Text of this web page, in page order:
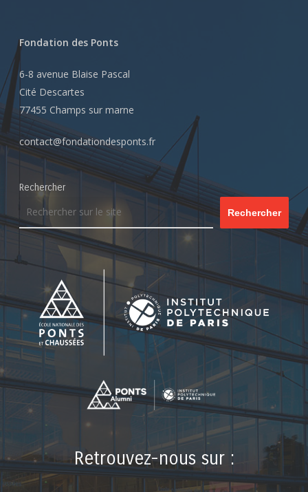
Fondation des Ponts
6-8 avenue Blaise Pascal
Cité Descartes
77455 Champs sur marne
contact@fondationdesponts.fr
Rechercher
Rechercher
Retrouvez-nous sur :